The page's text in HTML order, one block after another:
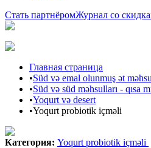
Стать партнёромЖурнал со
Главная страница
•Süd və emal olunmuş ət
•Süd və süd məhsulları - qısa
•Yoqurt və desert
•Yoqurt probiotik içməli
Категория: Yoqurt probiotik içməli